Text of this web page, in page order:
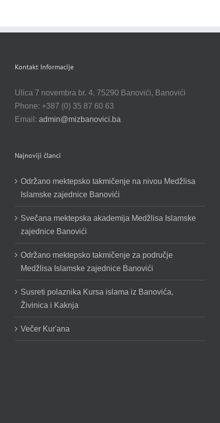
Kontakt Informacije
Ulica 7 novembra br. 4, 75290 Banovići, Banovići
Phone: +387 (0) 35 87 60 63
Email: admin@mizbanovici.ba
Najnoviji članci
Održano mektepsko takmičenje na nivou Medžlisa
Islamske zajednice Banovići
Svečana mektepska akademija Medžlisa Islamske
zajednice Banovići
Održano mektepsko takmičenje za područje
Medžlisa Islamske zajednice Banovići
Susreti polaznika Kursa islama iz Banovića,
Živinica i Kaknja
Večer Kur'ana